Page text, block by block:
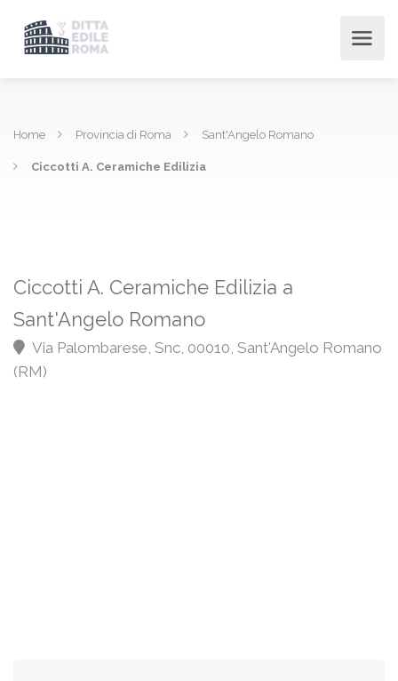
Home Provincia di Roma Sant'Angelo Romano
Ciccotti A. Ceramiche Edilizia
Ciccotti A. Ceramiche Edilizia a
Sant'Angelo Romano
Via Palombarese, Snc, 00010, Sant'Angelo Romano
(RM)